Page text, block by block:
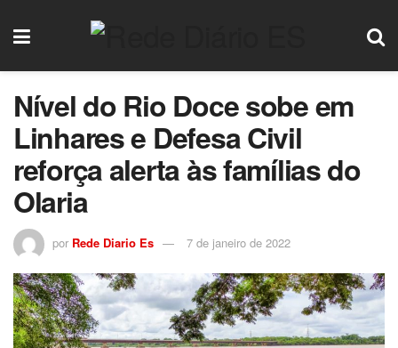
Nível do Rio Doce sobe em
Linhares e Defesa Civil
reforça alerta às famílias do
Olaria
por Rede Diario Es 7 de janeiro de 2022